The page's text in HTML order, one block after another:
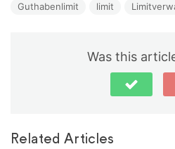
Guthabenlimit
limit
Was this
Related Articles